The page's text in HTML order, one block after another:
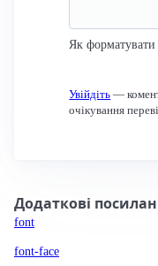
Як форматувати
Увійдіть —
очікування
Додаткові
font
font-face